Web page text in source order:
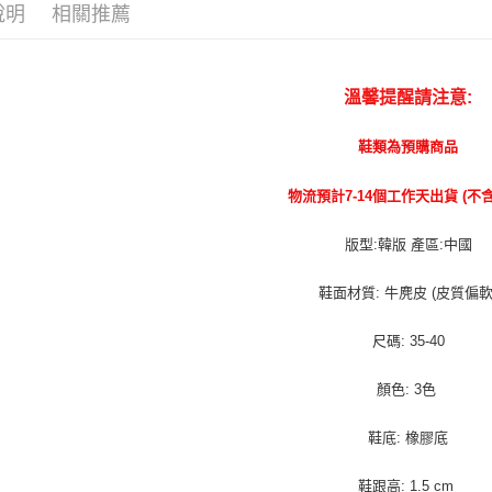
明 相關推薦
溫馨提醒請注意:
鞋類為預購商品
物流預計7-14個工作天出貨 (不
版型:韓版 產區:中國
鞋面材質: 牛麂皮 (皮質偏
尺碼: 35-40
顏色: 3色
鞋底: 橡膠底
鞋跟高: 1.5 cm